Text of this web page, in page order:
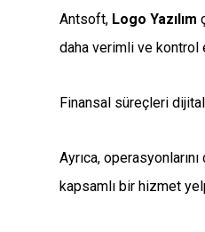
Antsoft, Logo Yazılım
daha verimli ve kontrol
Finansal süreçleri
Ayrıca,
kapsamlı bir hizmet